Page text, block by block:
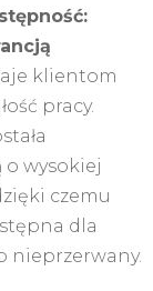
klientom
pracy.
o wysokiej
czemu
dla
nieprzerwany.